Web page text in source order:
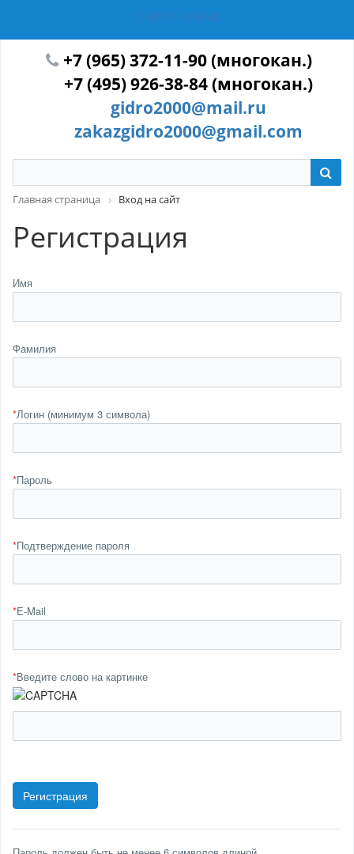
ГИДРОТЕХМАШ
+7 (965) 372-11-90 (многокан.)
+7 (495) 926-38-84 (многокан.)
gidro2000@mail.ru
zakazgidro2000@gmail.com
Главная страница Вход на сайт
Регистрация
Имя
Фамилия
*Логин (минимум 3 символа)
*Пароль
*Подтверждение пароля
*E-Mail
*Введите слово на картинке